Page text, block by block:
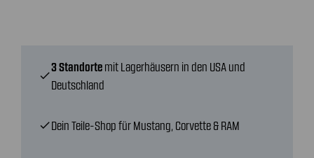
check
3 Standorte mit Lagerhäusern in den USA und
Deutschland
checkDein Teile-Shop für Mustang, Corvette & RAM